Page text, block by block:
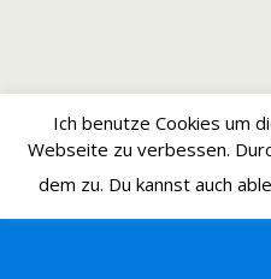
Ich benutze Cookies um
Webseite zu verbessen.
dem zu. Du kannst auch